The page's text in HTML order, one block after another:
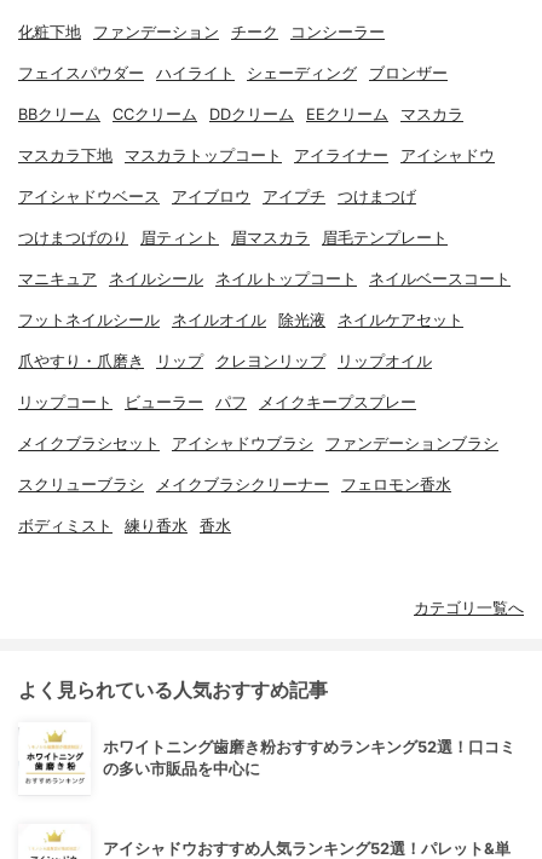
化粧下地 ファンデーション チーク コンシーラー
フェイスパウダー ハイライト シェーディング ブロンザー
BBクリーム CCクリーム DDクリーム EEクリーム マスカラ
マスカラ下地 マスカラトップコート アイライナー アイシャドウ
アイシャドウベース アイブロウ アイプチ つけまつげ
つけまつげのり 眉ティント 眉マスカラ 眉毛テンプレート
マニキュア ネイルシール ネイルトップコート ネイルベースコート
フットネイルシール ネイルオイル 除光液 ネイルケアセット
爪やすり・爪磨き リップ クレヨンリップ リップオイル
リップコート ビューラー パフ メイクキープスプレー
メイクブラシセット アイシャドウブラシ ファンデーションブラシ
スクリューブラシ メイクブラシクリーナー フェロモン香水
ボディミスト 練り香水 香水
カテゴリ一覧へ
よく見られている人気おすすめ記事
ホワイトニング歯磨き粉おすすめランキング52選！口コミ
の多い市販品を中心に
アイシャドウおすすめ人気ランキング52選！パレット&単